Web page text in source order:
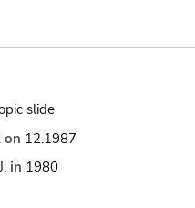
slide
on 12.1987
in 1980